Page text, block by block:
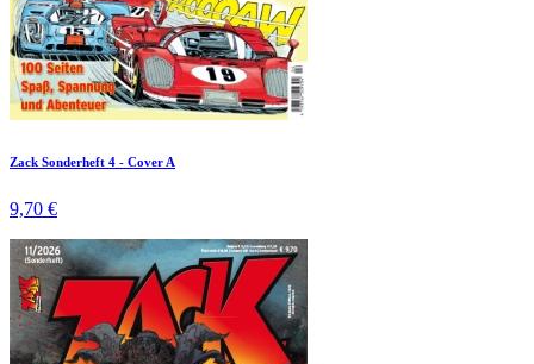
Zack Sonderheft 4 - Cover A
9,70 €